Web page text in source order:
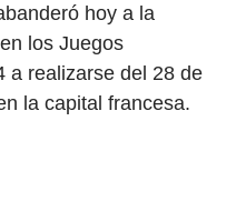
hoy a la
los Juegos
a realizarse del 28 de
la capital francesa.